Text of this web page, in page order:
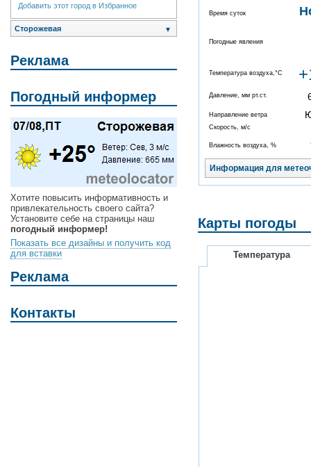
Добавить этот город в Избранное
Сторожевая ▼
Реклама
Погодный информер
Хотите повысить информативность и
привлекательность своего сайта?
Установите себе на страницы наш
погодный информер!
Показать все дизайны и получить код
для вставки
Реклама
Контакты
Время суток
Погодные явления
Температура воздуха,°C
Давление, мм рт.ст.
Направление ветра
Скорость, м/с
Влажность воздуха, %
Информация для
Карты погоды
Температура